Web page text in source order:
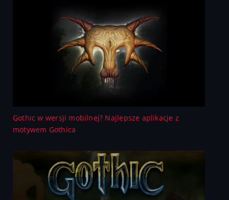
Gothic w wersji mobilnej? Najlepsze aplikacje z
motywem Gothica